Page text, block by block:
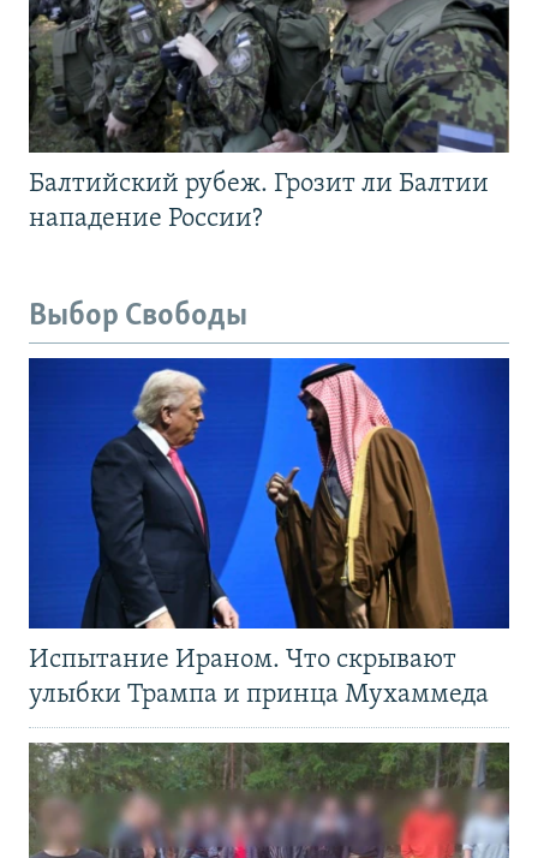
Балтийский рубеж. Грозит ли Балтии
нападение России?
Выбор Свободы
Испытание Ираном. Что скрывают
улыбки Трампа и принца Мухаммеда